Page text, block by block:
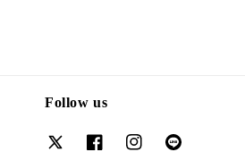
Follow us